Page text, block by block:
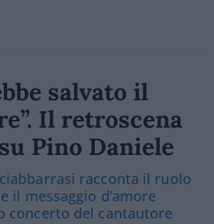
salvato il
Il retroscena
Pino Daniele
racconta il ruolo
il messaggio d’amore
concerto del cantautore